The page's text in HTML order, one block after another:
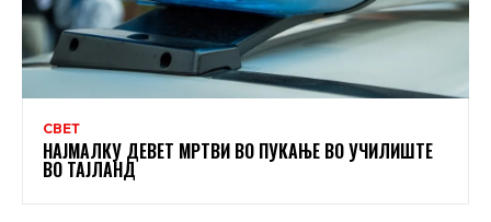
СВЕТ
НАЈМАЛКУ ДЕВЕТ МРТВИ ВО ПУКАЊЕ ВО УЧИЛИШТЕ
ВО ТАЈЛАНД